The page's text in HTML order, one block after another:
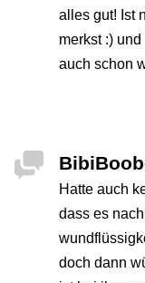
alles gut! Ist
merkst :)
auch schon
Hatte auch
dass es
doch dann